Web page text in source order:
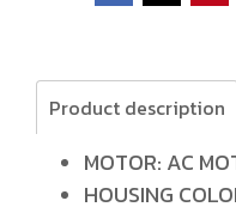
Product description
MOTOR: AC
HOUSING